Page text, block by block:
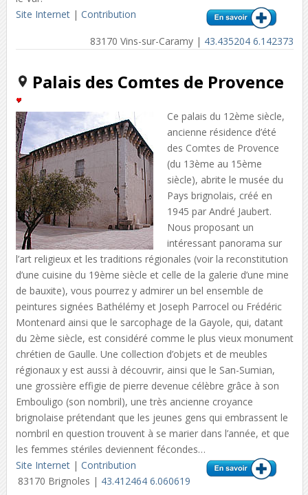
Site Internet| Contribution
83170 Vins-sur-Caramy | 43.435204 6.142373
Palais des Comtes de Provence
Ce palais du 12ème siècle,
ancienne résidence d’été
des Comtes de Provence
(du 13ème au 15ème
siècle), abrite le musée du
Pays brignolais, créé en
1945 par André Jaubert.
Nous proposant un
intéressant panorama sur
l’art religieux et les traditions régionales (voir la reconstitution
d’une cuisine du 19ème siècle et celle de la galerie d’une mine
de bauxite), vous pourrez y admirer un bel ensemble de
peintures signées Bathélémy et Joseph Parrocel ou Frédéric
Montenard ainsi que le sarcophage de la Gayole, qui, datant
du 2ème siècle, est considéré comme le plus vieux monument
chrétien de Gaulle. Une collection d’objets et de meubles
régionaux y est aussi à découvrir, ainsi que le San-Sumian,
une grossière effigie de pierre devenue célèbre grâce à son
Embouligo (son nombril), une très ancienne croyance
brignolaise prétendant que les jeunes gens qui embrassent le
nombril en question trouvent à se marier dans l’année, et que
les femmes stériles deviennent fécondes…
Site Internet| Contribution
83170 Brignoles | 43.412464 6.060619